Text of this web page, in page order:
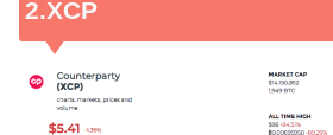
2.XCP